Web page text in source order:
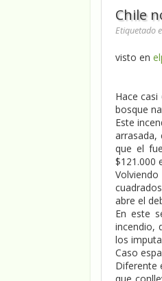
Chile
Etiquetado
visto en
Hace
bosque
Este
arrasada,
que el
$121.000
abre el
En este
incendio,
los
Caso
Diferente